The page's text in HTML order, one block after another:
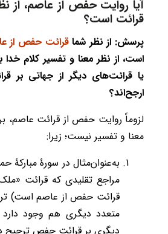
آیا روایت حفص از عاصم، از
قرائت است؟
پرسش: از نظر شماقرائت حفص از
است، از نظر معنا و تفسیر کلام
یا قرائت‌های دیگر از جهاتی بر
ارجح‌اند؟
لزوماً روایت حفص از قرائت عاصم،
معنا و تفسیر نیست؛ زیرا:
به‌عنوان‌مثال در سورۀ مبارکۀ
مراجع تقلیدی که قرائت
قرائت حفص از عاصم است)
متعدد دیگری هم وجود دارد
دیگری بر قرائت حفص ترجیح